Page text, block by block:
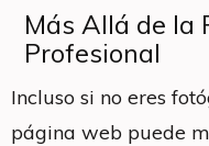
Más Allá de la
Profesional
Incluso si no eres
página web puede